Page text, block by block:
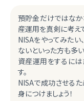
預貯金だけではなか
産運用を真剣に考え
NISAをやってみた
ないといった方も多
資産運用をするに
す。
NISAで成功させる
身につけましょう！